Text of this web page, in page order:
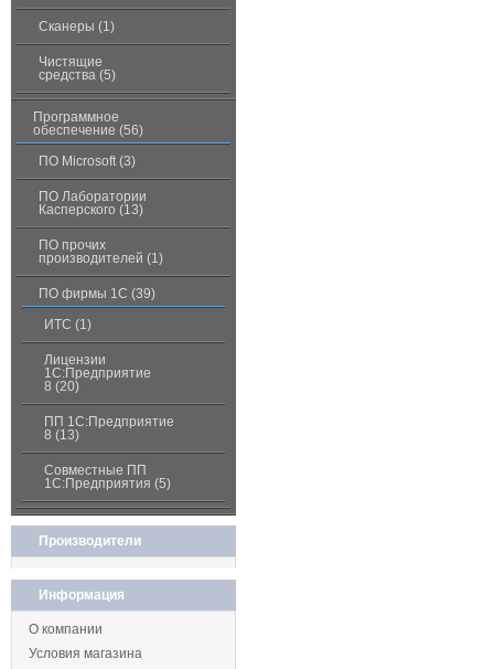
Сканеры (1)
Чистящие
средства (5)
Программное
обеспечение (56)
ПО Microsoft (3)
ПО Лаборатории
Касперского (13)
ПО прочих
производителей (1)
ПО фирмы 1С (39)
ИТС (1)
Лицензии
1С:Предприятие
8 (20)
ПП 1С:Предприятие
8 (13)
Совместные ПП
1С:Предприятия (5)
Производители
Информация
О компании
Условия магазина